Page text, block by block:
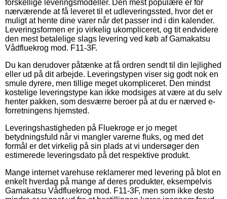
forskellige leveringsmodeller. Den mest populære er for
nærværende at få leveret til et udleveringssted, hvor det er
muligt at hente dine varer når det passer ind i din kalender.
Leveringsformen er jo virkelig ukompliceret, og tit endvidere
den mest betalelige slags levering ved køb af Gamakatsu
Vådfluekrog mod. F11-3F.
Du kan derudover påtænke at få ordren sendt til din lejlighed
eller ud på dit arbejde. Leveringstypen viser sig godt nok en
smule dyrere, men tillige meget ukompliceret. Den mindst
kostelige leveringstype kan ikke modsiges at være at du selv
henter pakken, som desværre beroer på at du er nærved e-
forretningens hjemsted.
Leveringshastigheden på Fluekroge er jo meget
betydningsfuld når vi mangler varerne fluks, og med det
formål er det virkelig på sin plads at vi undersøger den
estimerede leveringsdato på det respektive produkt.
Mange internet varehuse reklamerer med levering på blot en
enkelt hverdag på mange af deres produkter, eksempelvis
Gamakatsu Vådfluekrog mod. F11-3F, men som ikke desto